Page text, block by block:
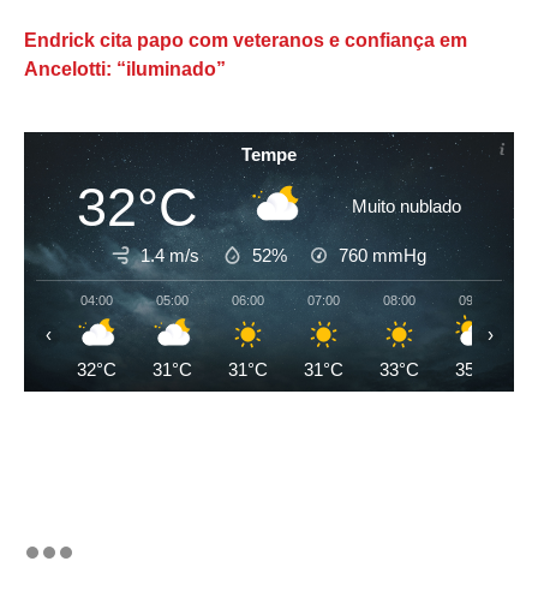
Endrick cita papo com veteranos e confiança em
Ancelotti: “iluminado”
Tempe
32°C Muito nublado
1.4 m/s 52% 760 mmHg
04:00
32°C
05:00
31°C
06:00
31°C
07:00
31°C
08:00
33°C
09:00
35°C
‹ ›